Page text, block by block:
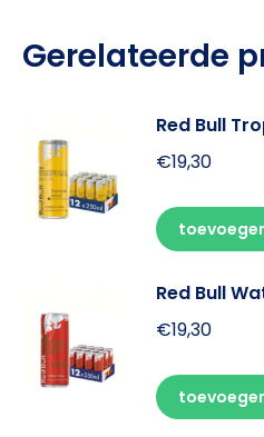
Gerelateerde
Red Bull
€19,30
Red Bull
€19,30